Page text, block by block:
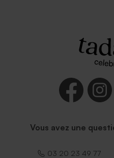
Vous avez une
03 20 23 49 77